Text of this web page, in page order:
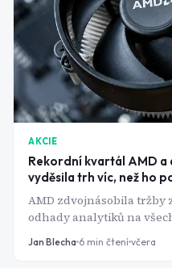
AKCIE
Rekordní kvartál AMD a
vyděsila trh víc, než ho
AMD zdvojnásobila tržby
odhady analytiků na
Vysvětlení má dvě jména:
Jan Blecha 6 min čtení včera